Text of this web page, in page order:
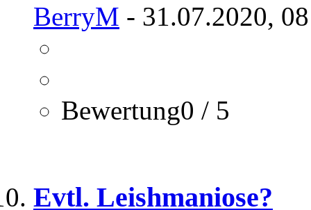
BerryM - 31.07.2020,
Bewertung0 / 5
Evtl. Leishmaniose?